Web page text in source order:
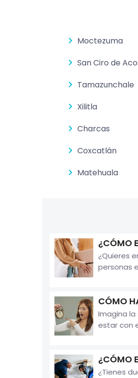
Moctezuma
San Ciro de
Tamazunchale
Xilitla
Charcas
Coxcatlán
Matehuala
¿CÓMO
¿Quieres
personas
CÓMO
Imagina
estar con
¿CÓMO
¿Tienes